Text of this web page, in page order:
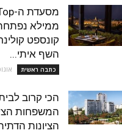
ממילא
קונספט
השף איתי...
כתבה ראשית אוגוסט
הכי קרוב
המשפחות
הציונות